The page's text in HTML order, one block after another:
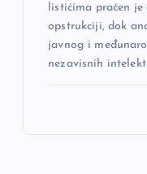
listićima praćen
opstrukciji, dok
javnog i
nezavisnih